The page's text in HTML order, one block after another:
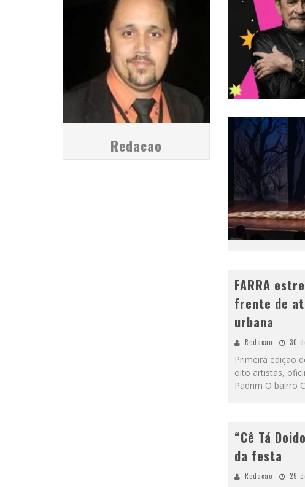
Redacao
FARRA
frente de
urbana
Redacao 30
Primeira edição
oito artistas,
Padrim O bairro
“Cê Tá
da festa
Redacao 29